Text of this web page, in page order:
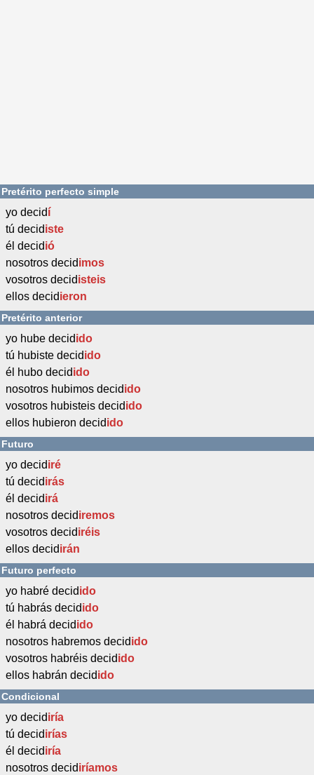
Pretérito perfecto simple
yo decidí
tú decidiste
él decidió
nosotros decidimos
vosotros decidisteis
ellos decidieron
Pretérito anterior
yo hube decidido
tú hubiste decidido
él hubo decidido
nosotros hubimos decidido
vosotros hubisteis decidido
ellos hubieron decidido
Futuro
yo decidiré
tú decidirás
él decidirá
nosotros decidiremos
vosotros decidiréis
ellos decidirán
Futuro perfecto
yo habré decidido
tú habrás decidido
él habrá decidido
nosotros habremos decidido
vosotros habréis decidido
ellos habrán decidido
Condicional
yo decidiría
tú decidirías
él decidiría
nosotros decidiríamos